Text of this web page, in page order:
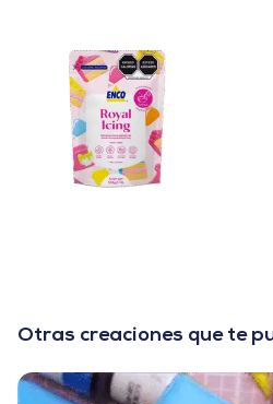
Otras creaciones que te